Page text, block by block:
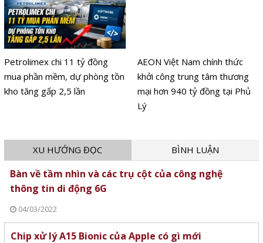
Petrolimex chi 11 tỷ đồng
mua phần mềm, dự phòng tồn
kho tăng gấp 2,5 lần
AEON Việt Nam chính thức
khởi công trung tâm thương
mại hơn 940 tỷ đồng tại Phủ
Lý
XU HƯỚNG ĐỌC BÌNH LUẬN
Bàn về tầm nhìn và các trụ cột của công nghệ
thông tin di động 6G
04/03/2022
Chip xử lý A15 Bionic của Apple có gì mới